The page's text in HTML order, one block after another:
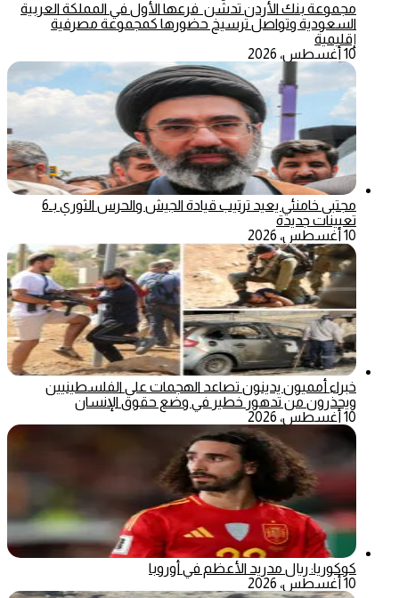
مجموعة بنك الأردن تدشّن فرعها الأول في المملكة العربية
السعودية وتواصل ترسيخ حضورها كمجموعة مصرفية
إقليمية
10 أغسطس، 2026
مجتبى خامنئي يعيد ترتيب قيادة الجيش والحرس الثوري بـ6
تعيينات جديدة
10 أغسطس، 2026
خبراء أمميون يدينون تصاعد الهجمات على الفلسطينيين
ويحذرون من تدهور خطير في وضع حقوق الإنسان
10 أغسطس، 2026
كوكوريا: ريال مدريد الأعظم في أوروبا
10 أغسطس، 2026